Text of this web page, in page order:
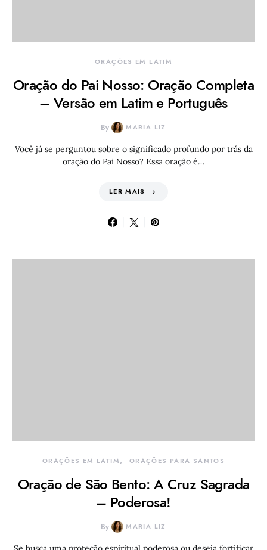
ORAÇÕES EM LATIM
Oração do Pai Nosso: Oração Completa
– Versão em Latim e Português
By MARIA LIZ
Você já se perguntou sobre o significado profundo por trás da
oração do Pai Nosso? Essa oração é…
LER MAIS
ORAÇÕES EM LATIM ORAÇÕES PARA SANTOS
Oração de São Bento: A Cruz Sagrada
– Poderosa!
By MARIA LIZ